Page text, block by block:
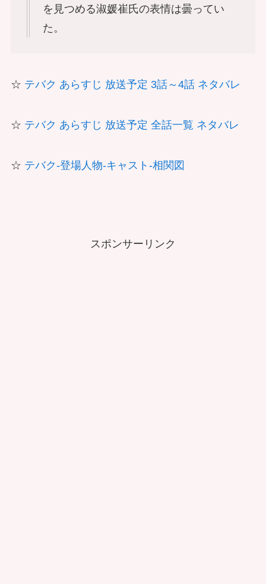
を見つめる淑媛崔氏の表情は曇ってい
た。
☆ テバク あらすじ 放送予定 3話～4話 ネタバレ
☆ テバク あらすじ 放送予定 全話一覧 ネタバレ
☆ テバク-登場人物-キャスト-相関図
スポンサーリンク